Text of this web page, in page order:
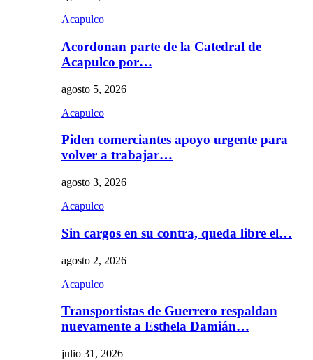
Acapulco
Acordonan parte de la Catedral de
Acapulco por…
agosto 5, 2026
Acapulco
Piden comerciantes apoyo urgente para
volver a trabajar…
agosto 3, 2026
Acapulco
Sin cargos en su contra, queda libre el…
agosto 2, 2026
Acapulco
Transportistas de Guerrero respaldan
nuevamente a Esthela Damián…
julio 31, 2026